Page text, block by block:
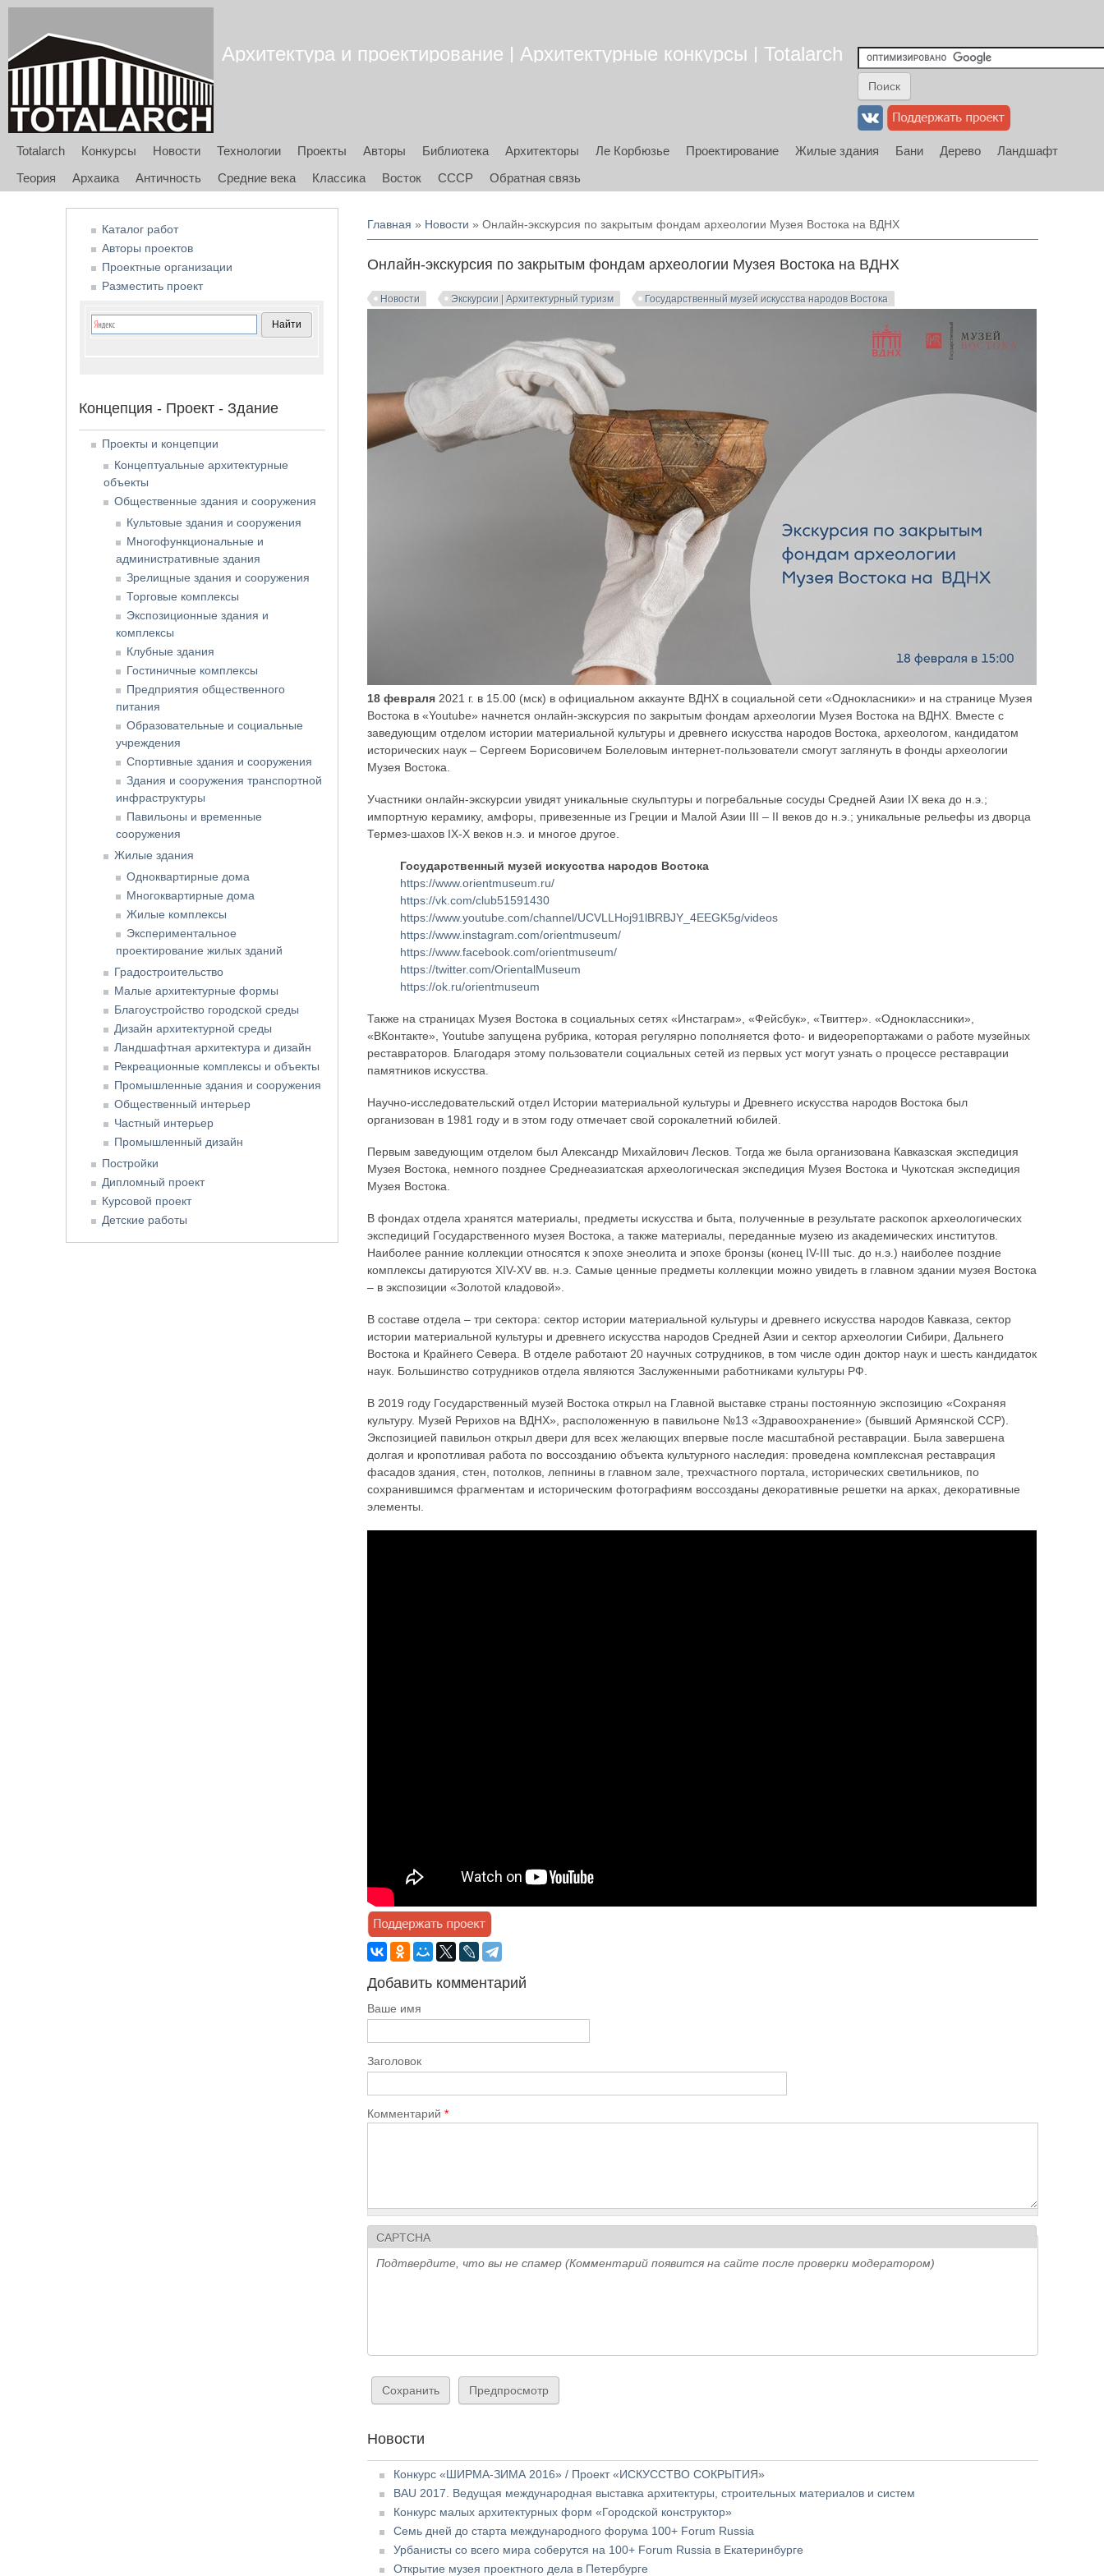
Архитектура и проектирование | Архитектурные конкурсы | Totalarch
Totalarch Конкурсы Новости Технологии Проекты Авторы Библиотека Архитекторы Ле Корбюзье Проектирование Жилые здания Бани Дерево
Ландшафт
Теория
Архаика Античность Средние века Классика Восток СССР Обратная связь
Вы здесь
Главная » Новости » Онлайн-экскурсия по закрытым фондам археологии Музея Востока на ВДНХ
Онлайн-экскурсия по закрытым фондам археологии Музея Востока на ВДНХ
Новости Экскурсии | Архитектурный туризм Государственный музей искусства народов Востока
18 февраля 2021 г. в 15.00 (мск) в официальном аккаунте ВДНХ в социальной сети «Однокласники» и на странице Музея
Востока в «Youtube» начнется онлайн-экскурсия по закрытым фондам археологии Музея Востока на ВДНХ. Вместе с
заведующим отделом истории материальной культуры и древнего искусства народов Востока, археологом, кандидатом
исторических наук – Сергеем Борисовичем Болеловым интернет-пользователи смогут заглянуть в фонды археологии
Музея Востока.
Участники онлайн-экскурсии увидят уникальные скульптуры и погребальные сосуды Средней Азии IX века до н.э.;
импортную керамику, амфоры, привезенные из Греции и Малой Азии III – II веков до н.э.; уникальные рельефы из дворца
Термез-шахов IX-X веков н.э. и многое другое.
Государственный музей искусства народов Востока
https://www.orientmuseum.ru/
https://vk.com/club51591430
https://www.youtube.com/channel/UCVLLHoj91lBRBJY_4EEGK5g/videos
https://www.instagram.com/orientmuseum/
https://www.facebook.com/orientmuseum/
https://twitter.com/OrientalMuseum
https://ok.ru/orientmuseum
Также на страницах Музея Востока в социальных сетях «Инстаграм», «Фейсбук», «Твиттер». «Одноклассники»,
«ВКонтакте», Youtube запущена рубрика, которая регулярно пополняется фото- и видеорепортажами о работе музейных
реставраторов. Благодаря этому пользователи социальных сетей из первых уст могут узнать о процессе реставрации
памятников искусства.
Научно-исследовательский отдел Истории материальной культуры и Древнего искусства народов Востока был
организован в 1981 году и в этом году отмечает свой сорокалетний юбилей.
Первым заведующим отделом был Александр Михайлович Лесков. Тогда же была организована Кавказская экспедиция
Музея Востока, немного позднее Среднеазиатская археологическая экспедиция Музея Востока и Чукотская экспедиция
Музея Востока.
В фондах отдела хранятся материалы, предметы искусства и быта, полученные в результате раскопок археологических
экспедиций Государственного музея Востока, а также материалы, переданные музею из академических институтов.
Наиболее ранние коллекции относятся к эпохе энеолита и эпохе бронзы (конец IV-III тыс. до н.э.) наиболее поздние
комплексы датируются XIV-XV вв. н.э. Самые ценные предметы коллекции можно увидеть в главном здании музея Востока
– в экспозиции «Золотой кладовой».
В составе отдела – три сектора: сектор истории материальной культуры и древнего искусства народов Кавказа, сектор
истории материальной культуры и древнего искусства народов Средней Азии и сектор археологии Сибири, Дальнего
Востока и Крайнего Севера. В отделе работают 20 научных сотрудников, в том числе один доктор наук и шесть кандидаток
наук. Большинство сотрудников отдела являются Заслуженными работниками культуры РФ.
В 2019 году Государственный музей Востока открыл на Главной выставке страны постоянную экспозицию «Сохраняя
культуру. Музей Рерихов на ВДНХ», расположенную в павильоне №13 «Здравоохранение» (бывший Армянской ССР).
Экспозицией павильон открыл двери для всех желающих впервые после масштабной реставрации. Была завершена
долгая и кропотливая работа по воссозданию объекта культурного наследия: проведена комплексная реставрация
фасадов здания, стен, потолков, лепнины в главном зале, трехчастного портала, исторических светильников, по
сохранившимся фрагментам и историческим фотографиям воссозданы декоративные решетки на арках, декоративные
элементы.
Добавить комментарий
Ваше имя
Заголовок
Комментарий*
CAPTCHA
Подтвердите, что вы не спамер (Комментарий появится на сайте после проверки модератором)
Новости
Конкурс «ШИРМА-ЗИМА 2016» / Проект «ИСКУССТВО СОКРЫТИЯ»
BAU 2017. Ведущая международная выставка архитектуры, строительных материалов и систем
Конкурс малых архитектурных форм «Городской конструктор»
Семь дней до старта международного форума 100+ Forum Russia
Урбанисты со всего мира соберутся на 100+ Forum Russia в Екатеринбурге
Открытие музея проектного дела в Петербурге
Каталог работ
Авторы проектов
Проектные организации
Разместить проект
Концепция - Проект - Здание
Проекты и концепции
Концептуальные архитектурные
объекты
Общественные здания и сооружения
Культовые здания и сооружения
Многофункциональные и
административные здания
Зрелищные здания и сооружения
Торговые комплексы
Экспозиционные здания и
комплексы
Клубные здания
Гостиничные комплексы
Предприятия общественного
питания
Образовательные и социальные
учреждения
Спортивные здания и сооружения
Здания и сооружения транспортной
инфраструктуры
Павильоны и временные
сооружения
Жилые здания
Одноквартирные дома
Многоквартирные дома
Жилые комплексы
Экспериментальное
проектирование жилых зданий
Градостроительство
Малые архитектурные формы
Благоустройство городской среды
Дизайн архитектурной среды
Ландшафтная архитектура и дизайн
Рекреационные комплексы и объекты
Промышленные здания и сооружения
Общественный интерьер
Частный интерьер
Промышленный дизайн
Постройки
Дипломный проект
Курсовой проект
Детские работы